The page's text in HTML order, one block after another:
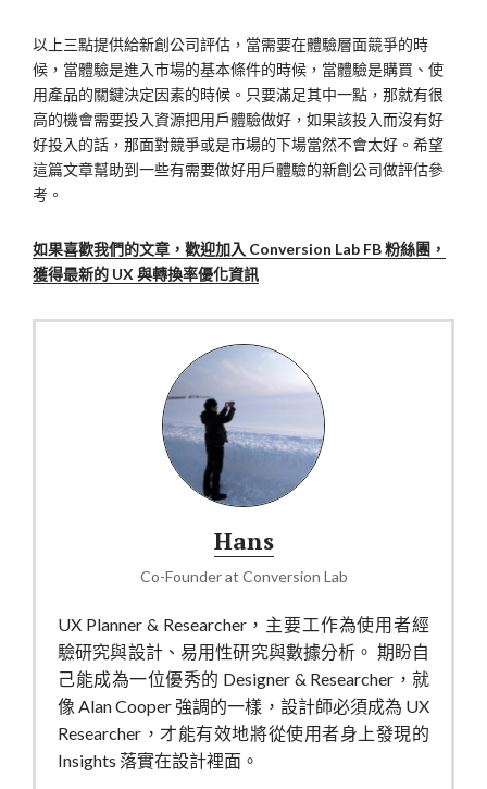
以上三點提供給新創公司評估，當需要在體驗層面競爭的時
候，當體驗是進入市場的基本條件的時候，當體驗是購買、使
用產品的關鍵決定因素的時候。只要滿足其中一點，那就有很
高的機會需要投入資源把用戶體驗做好，如果該投入而沒有好
好投入的話，那面對競爭或是市場的下場當然不會太好。希望
這篇文章幫助到一些有需要做好用戶體驗的新創公司做評估參
考。
如果喜歡我們的文章，歡迎加入 Conversion Lab FB 粉絲團，
獲得最新的 UX 與轉換率優化資訊
Hans
Co-Founder at Conversion Lab
UX Planner & Researcher，主要工作為使用者經
驗研究與設計、易用性研究與數據分析。 期盼自
己能成為一位優秀的 Designer & Researcher，就
像 Alan Cooper 強調的一樣，設計師必須成為 UX
Researcher，才能有效地將從使用者身上發現的
Insights 落實在設計裡面。